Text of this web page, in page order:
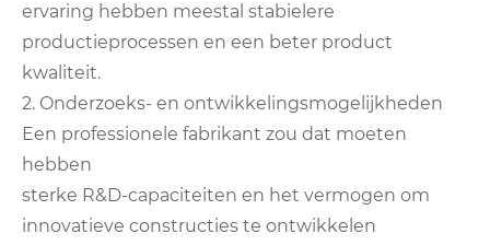
ervaring hebben meestal stabielere
productieprocessen en een beter product
kwaliteit.
2. Onderzoeks- en ontwikkelingsmogelijkheden
Een professionele fabrikant zou dat moeten
hebben
sterke R&D-capaciteiten en het vermogen om
innovatieve constructies te ontwikkelen